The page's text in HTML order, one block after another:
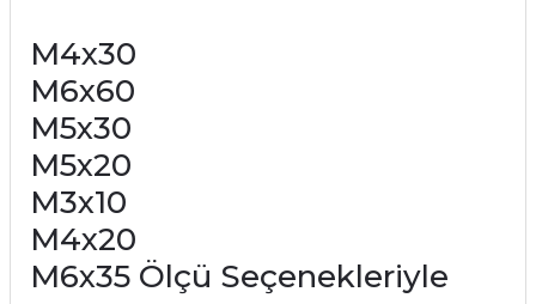
M4x30
M6x60
M5x30
M5x20
M3x10
M4x20
M6x35 Ölçü Seçenekleriyle